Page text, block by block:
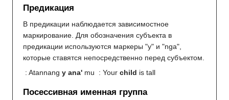
Предикация
В предикации наблюдается зависимостное
маркирование. Для обозначения субъекта в
предикации используются маркеры "y" и "nga",
которые ставятся непосредственно перед субъектом.
: Atannang y ana' mu : Your child is tall
Посессивная именная группа